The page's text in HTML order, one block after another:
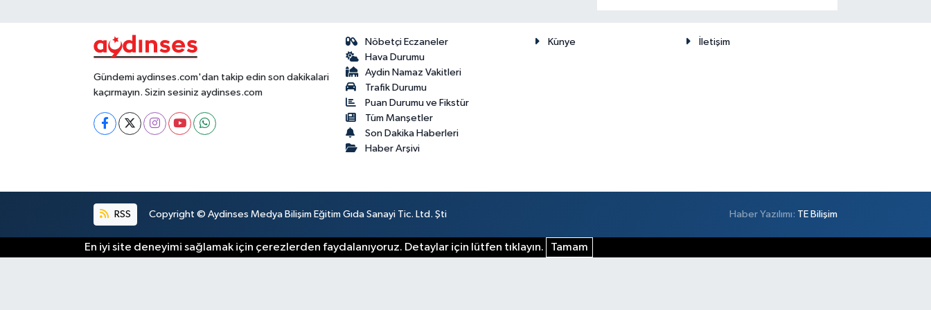
Gündemi aydinses.com'dan takip edin son dakikalari
kaçırmayın. Sizin sesiniz aydinses.com
Nöbetçi Eczaneler
Hava Durumu
Aydin Namaz Vakitleri
Trafik Durumu
Puan Durumu ve Fikstür
Tüm Manşetler
Son Dakika Haberleri
Haber Arşivi
Künye İletişim
RSS Copyright © Aydinses Medya Bilişim Eğitim Gıda Sanayi Tic. Ltd. Şti Haber Yazılımı: TE Bilişim
En iyi site deneyimi sağlamak için çerezlerden faydalanıyoruz. Detaylar için lütfen tıklayın. Tamam